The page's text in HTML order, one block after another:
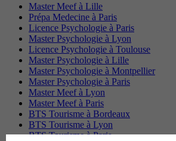
Master Meef à Lille
Prépa Medecine à Paris
Licence Psychologie à Paris
Master Psychologie à Lyon
Licence Psychologie à Toulouse
Master Psychologie à Lille
Master Psychologie à Montpellier
Master Psychologie à Paris
Master Meef à Lyon
Master Meef à Paris
BTS Tourisme à Bordeaux
BTS Tourisme à Lyon
BTS Tourisme à Paris